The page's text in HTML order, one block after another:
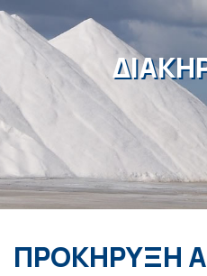
ΠΡΟΚΗΡΥΞΗ